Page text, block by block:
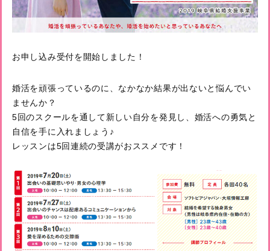
お申し込み受付を開始しました！
婚活を頑張っているのに、なかなか結果が出ないと悩んでい
ませんか？
5回のスクールを通して新しい自分を発見し、婚活への勇気と
自信を手に入れましょう♪
レッスンは5回連続の受講がおススメです！